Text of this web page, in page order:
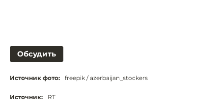
Обсудить
Источник фото: freepik / azerbaijan_stockers
Источник: RT